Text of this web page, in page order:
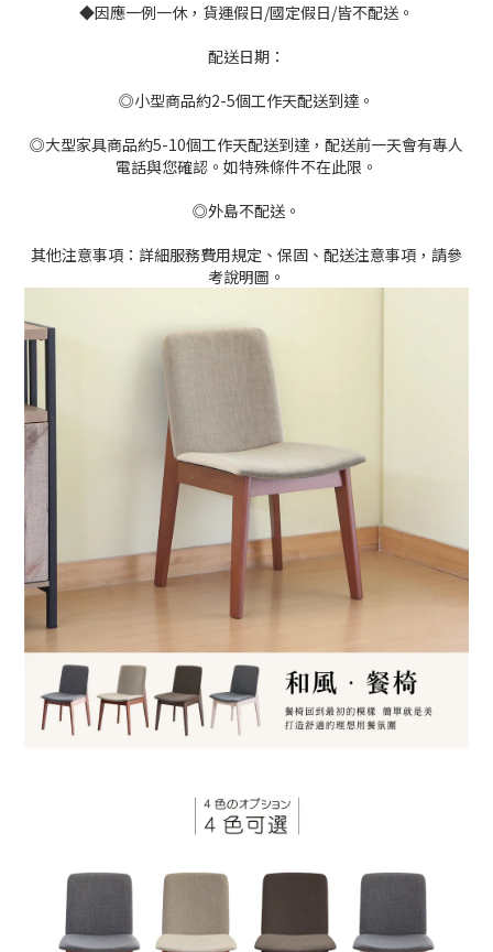
◆因應一例一休，貨運假日/國定假日/皆不配送。
配送日期：
◎小型商品約2-5個工作天配送到達。
◎大型家具商品約5-10個工作天配送到達，配送前一天會有專人
電話與您確認。如特殊條件不在此限。
◎外島不配送。
其他注意事項：詳細服務費用規定、保固、配送注意事項，請參
考說明圖。